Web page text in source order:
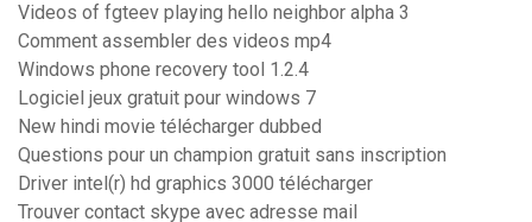
Videos of fgteev playing hello neighbor alpha 3
Comment assembler des videos mp4
Windows phone recovery tool 1.2.4
Logiciel jeux gratuit pour windows 7
New hindi movie télécharger dubbed
Questions pour un champion gratuit sans inscription
Driver intel(r) hd graphics 3000 télécharger
Trouver contact skype avec adresse mail